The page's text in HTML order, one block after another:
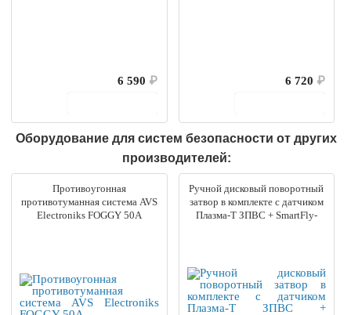
6 590 ₽
6 720 ₽
Оборудование для систем безопасности от других
производителей:
Противоугонная
противотуманная система AVS
Electroniks FOGGY 50A
Ручной дисковый поворотный
затвор в комплекте с датчиком
Плазма-Т ЗПВС + SmartFly-